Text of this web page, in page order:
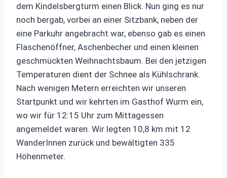
dem Kindelsbergturm einen Blick. Nun ging es nur
noch bergab, vorbei an einer Sitzbank, neben der
eine Parkuhr angebracht war, ebenso gab es einen
Flaschenöffner, Aschenbecher und einen kleinen
geschmückten Weihnachtsbaum. Bei den jetzigen
Temperaturen dient der Schnee als Kühlschrank.
Nach wenigen Metern erreichten wir unseren
Startpunkt und wir kehrten im Gasthof Wurm ein,
wo wir für 12:15 Uhr zum Mittagessen
angemeldet waren. Wir legten 10,8 km mit 12
WanderInnen zurück und bewältigten 335
Höhenmeter.